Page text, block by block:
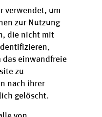
verwendet, um
zur Nutzung
die nicht mit
einwandfreie
zu
nach ihrer
gelöscht.
von